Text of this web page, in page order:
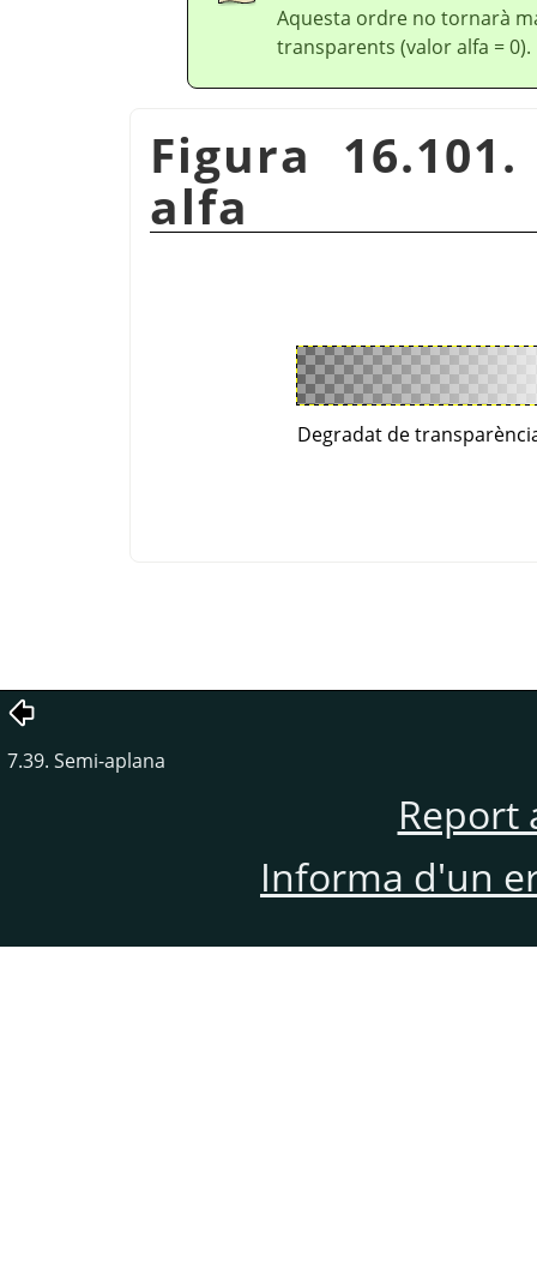
Aquesta ordre no tornarà
transparents (valor alfa = 0).
Figura
alfa
Degradat de
7.39. Semi-aplana
Report
Informa d'un